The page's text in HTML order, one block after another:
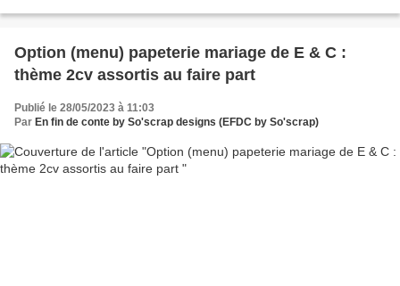
Option (menu) papeterie mariage de E & C :
thème 2cv assortis au faire part
Publié le 28/05/2023 à 11:03
Par En fin de conte by So'scrap designs (EFDC by So'scrap)